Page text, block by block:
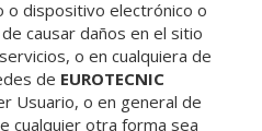
o dispositivo electrónico o
causar daños en el sitio
o en cualquiera de
de EUROTECNIC
Usuario, o en general de
cualquier otra forma sea